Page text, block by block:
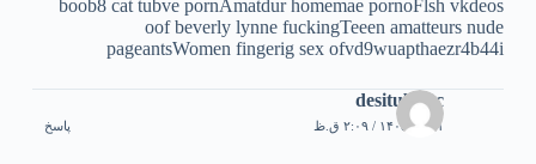
boob8 cat tubve pornAmatdur homemae pornoFlsh vkdeos
oof beverly lynne fuckingTeeen amatteurs nude
pageantsWomen fingerig sex ofvd9wuapthaezr4b44i
desitube.cc
۳۱ تیر ۱۴۰۵ / ۲:۰۹ ق.ظ پاسخ